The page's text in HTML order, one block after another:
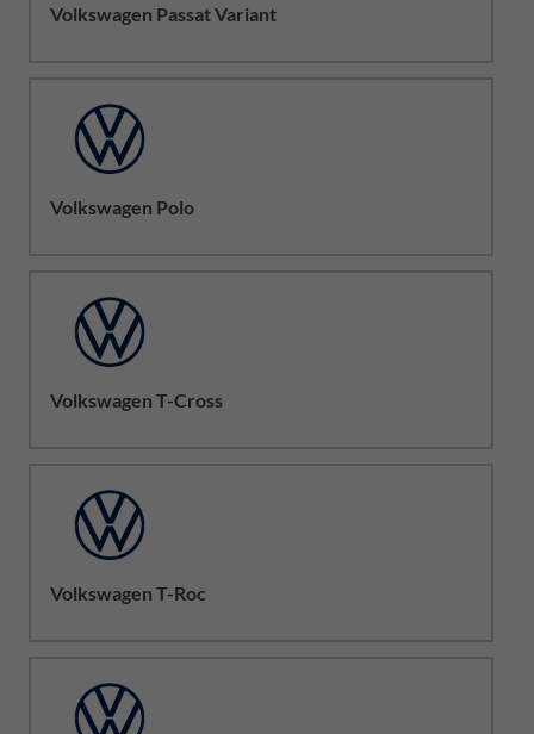
Volkswagen Passat Variant
Volkswagen Polo
Volkswagen T-Cross
Volkswagen T-Roc